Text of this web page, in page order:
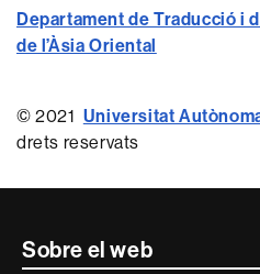
Departament de Traducció i
de l’Àsia Oriental
© 2021 Universitat
drets reservats
Contacte
Sobre el web